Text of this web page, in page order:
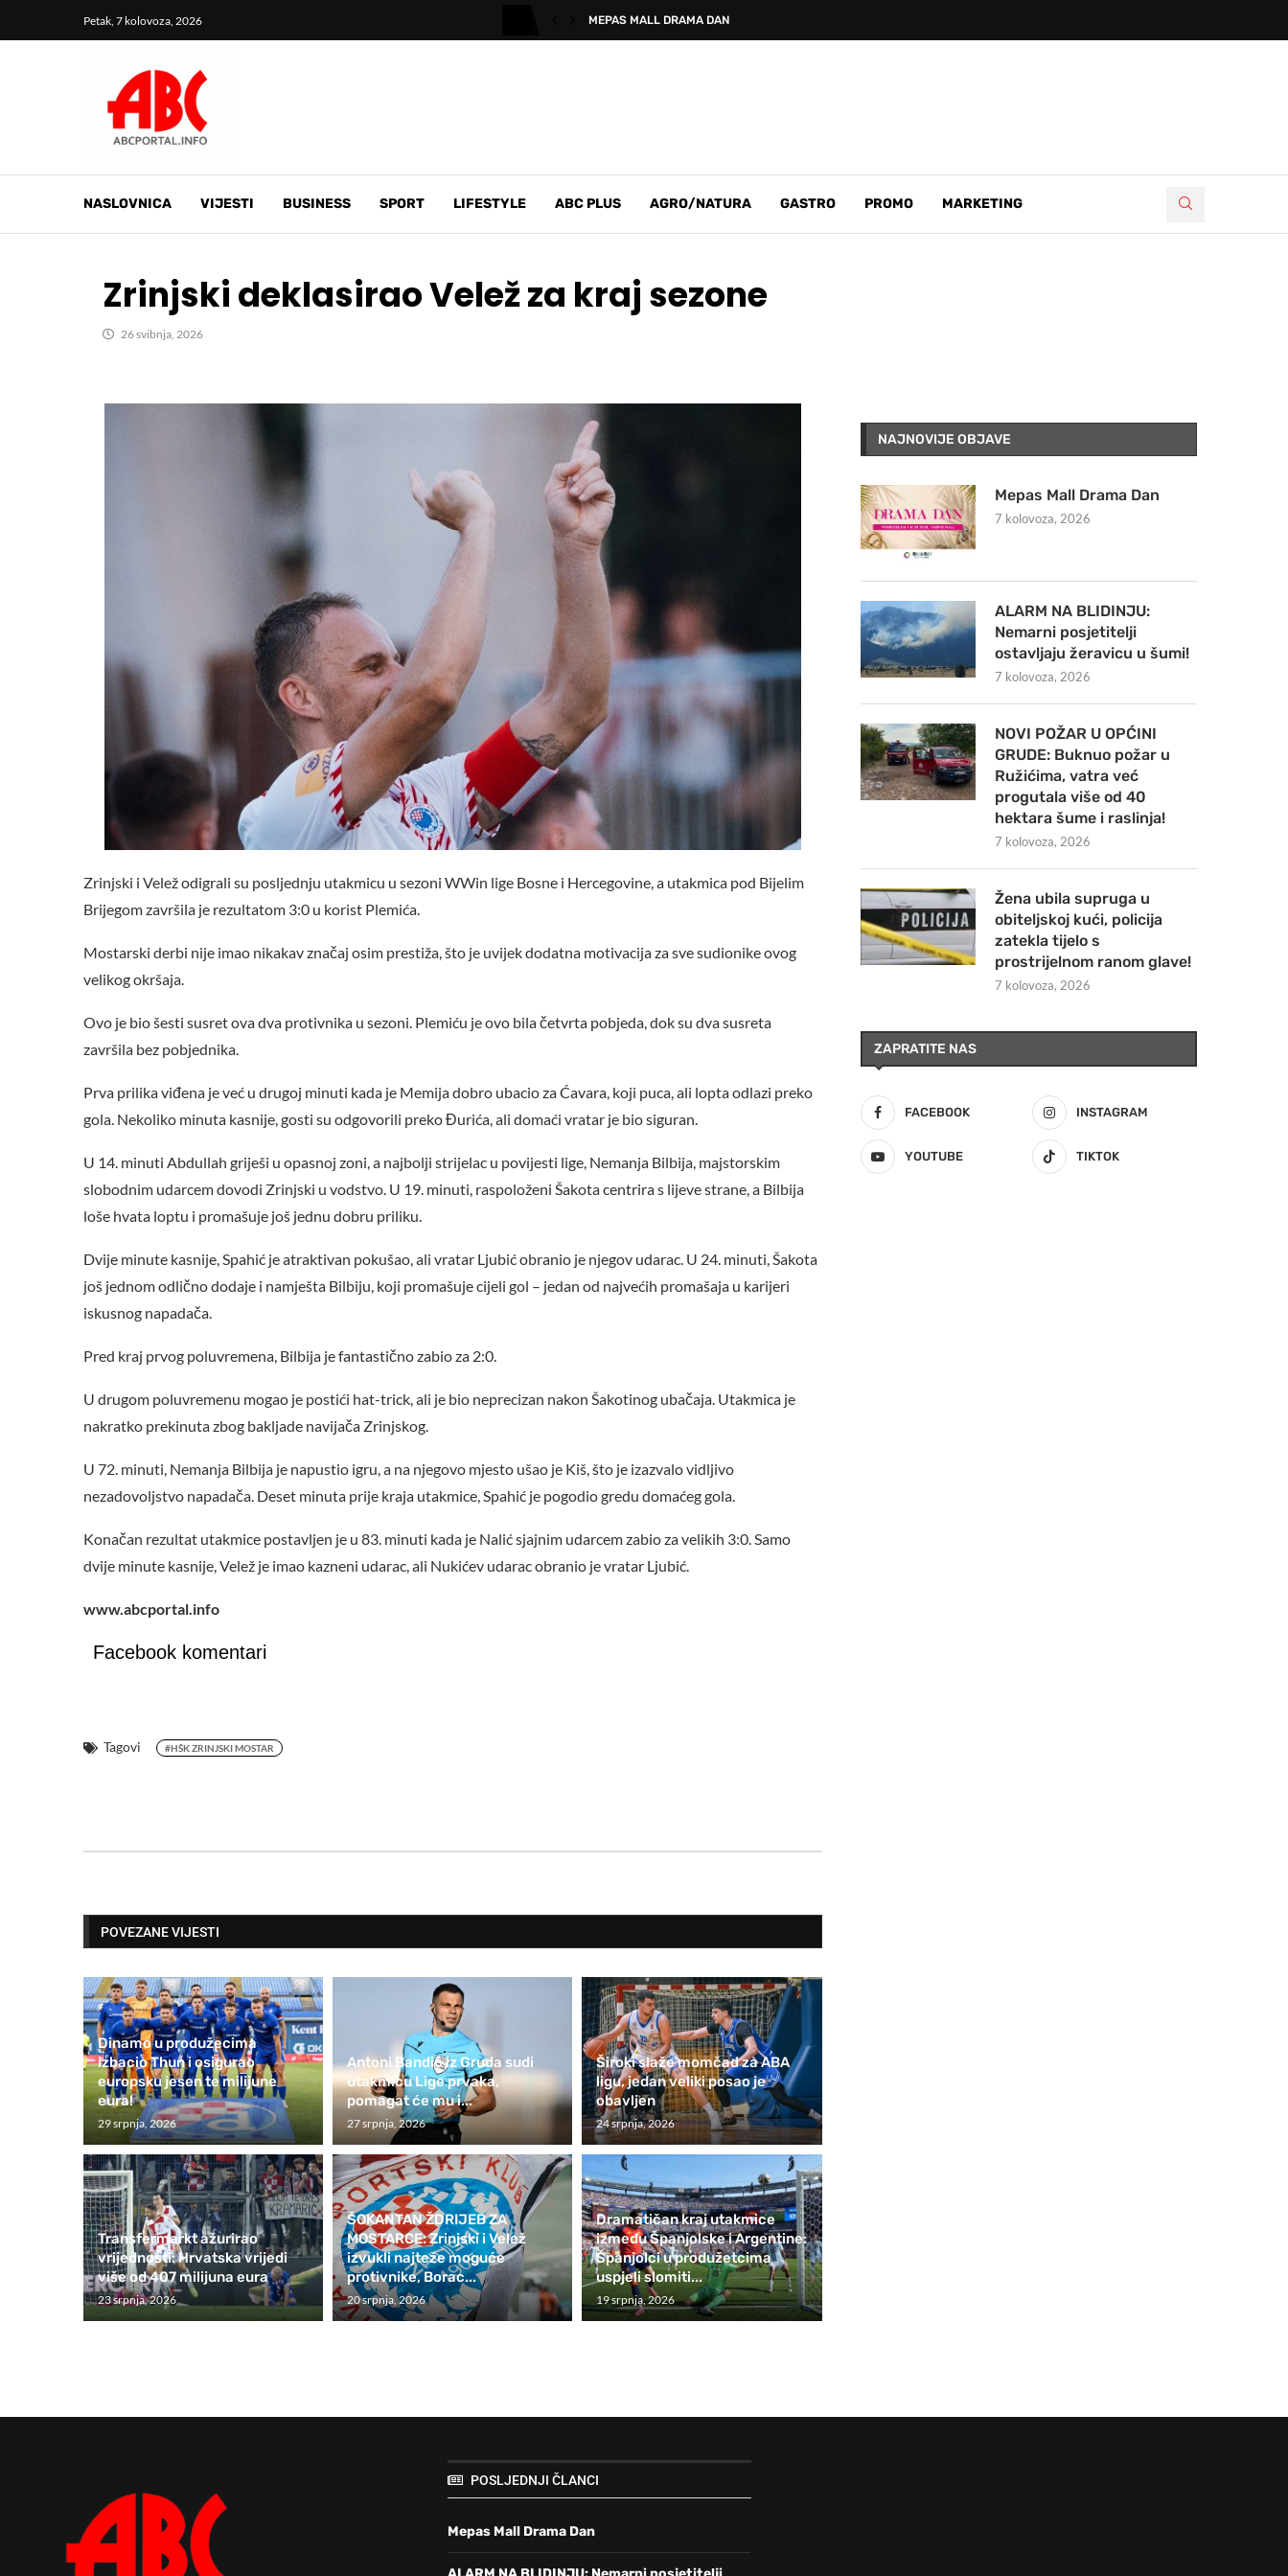
Petak, 7 kolovoza, 2026 MEPAS MALL DRAMA DAN
NASLOVNICA VIJESTI BUSINESS SPORT LIFESTYLE ABC PLUS AGRO/NATURA GASTRO PROMO MARKETING
Zrinjski deklasirao Velež za kraj sezone
26 svibnja, 2026
Zrinjski i Velež odigrali su posljednju utakmicu u sezoni WWin lige Bosne i Hercegovine, a utakmica pod Bijelim
Brijegom završila je rezultatom 3:0 u korist Plemića.
Mostarski derbi nije imao nikakav značaj osim prestiža, što je uvijek dodatna motivacija za sve sudionike ovog
velikog okršaja.
Ovo je bio šesti susret ova dva protivnika u sezoni. Plemiću je ovo bila četvrta pobjeda, dok su dva susreta
završila bez pobjednika.
Prva prilika viđena je već u drugoj minuti kada je Memija dobro ubacio za Ćavara, koji puca, ali lopta odlazi preko
gola. Nekoliko minuta kasnije, gosti su odgovorili preko Đurića, ali domaći vratar je bio siguran.
U 14. minuti Abdullah griješi u opasnoj zoni, a najbolji strijelac u povijesti lige, Nemanja Bilbija, majstorskim
slobodnim udarcem dovodi Zrinjski u vodstvo. U 19. minuti, raspoloženi Šakota centrira s lijeve strane, a Bilbija
loše hvata loptu i promašuje još jednu dobru priliku.
Dvije minute kasnije, Spahić je atraktivan pokušao, ali vratar Ljubić obranio je njegov udarac. U 24. minuti, Šakota
još jednom odlično dodaje i namješta Bilbiju, koji promašuje cijeli gol – jedan od najvećih promašaja u karijeri
iskusnog napadača.
Pred kraj prvog poluvremena, Bilbija je fantastično zabio za 2:0.
U drugom poluvremenu mogao je postići hat-trick, ali je bio neprecizan nakon Šakotinog ubačaja. Utakmica je
nakratko prekinuta zbog bakljade navijača Zrinjskog.
U 72. minuti, Nemanja Bilbija je napustio igru, a na njegovo mjesto ušao je Kiš, što je izazvalo vidljivo
nezadovoljstvo napadača. Deset minuta prije kraja utakmice, Spahić je pogodio gredu domaćeg gola.
Konačan rezultat utakmice postavljen je u 83. minuti kada je Nalić sjajnim udarcem zabio za velikih 3:0. Samo
dvije minute kasnije, Velež je imao kazneni udarac, ali Nukićev udarac obranio je vratar Ljubić.
www.abcportal.info
Facebook komentari
Tagovi #HŠK ZRINJSKI MOSTAR
POVEZANE VIJESTI
Dinamo u produžecima
izbacio Thun i osigurao
europsku jesen te milijune
eura!
29 srpnja, 2026
Antoni Bandić iz Gruda sudi
utakmicu Lige prvaka,
pomagat će mu i...
27 srpnja, 2026
Široki slaže momčad za ABA
ligu, jedan veliki posao je
obavljen
24 srpnja, 2026
Transfermarkt ažurirao
vrijednosti: Hrvatska vrijedi
više od 407 milijuna eura
23 srpnja, 2026
ŠOKANTAN ŽDRIJEB ZA
MOSTARCE: Zrinjski i Velež
izvukli najteže moguće
protivnike, Borac...
20 srpnja, 2026
Dramatičan kraj utakmice
između Španjolske i Argentine:
Španjolci u produžetcima
uspjeli slomiti...
19 srpnja, 2026
NAJNOVIJE OBJAVE
Mepas Mall Drama Dan
7 kolovoza, 2026
ALARM NA BLIDINJU:
Nemarni posjetitelji
ostavljaju žeravicu u šumi!
7 kolovoza, 2026
NOVI POŽAR U OPĆINI
GRUDE: Buknuo požar u
Ružićima, vatra već
progutala više od 40
hektara šume i raslinja!
7 kolovoza, 2026
Žena ubila supruga u
obiteljskoj kući, policija
zatekla tijelo s
prostrijelnom ranom glave!
7 kolovoza, 2026
ZAPRATITE NAS
FACEBOOK INSTAGRAM
YOUTUBE TIKTOK
POSLJEDNJI ČLANCI
Mepas Mall Drama Dan